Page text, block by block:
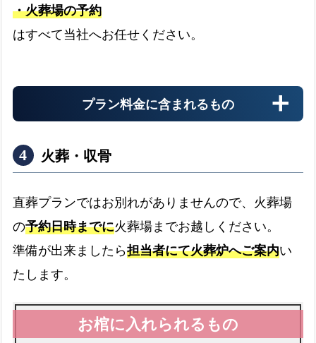
お迎え先からの搬送料金
安置料金
ドライアイス
最大3日分まで無料です
故人様を収めるお棺です
・火葬場の予約
はすべて当社へお任せください。
プラン料金に含まれるもの
書類手続き代行
書類手続きはすべて代行します
火葬・収骨
直葬プランではお別れがありませんので、火葬場
の予約日時までに火葬場までお越しください。
準備が出来ましたら担当者にて火葬炉へご案内い
たします。